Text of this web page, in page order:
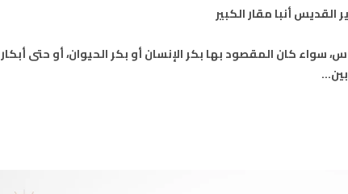
أنبا مقار الكبير
سواء كان المقصود بها بكر الإنسان أو بكر الحيوان، أو حتى أبكار